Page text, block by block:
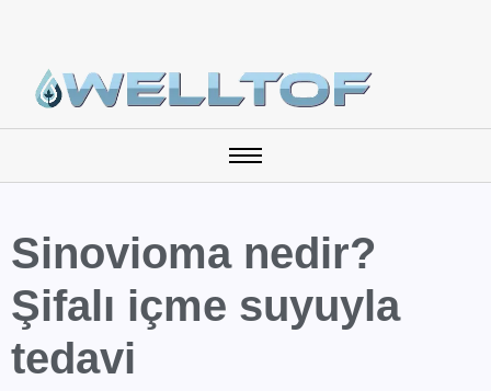
Sinovioma nedir?
Şifalı içme suyuyla
tedavi